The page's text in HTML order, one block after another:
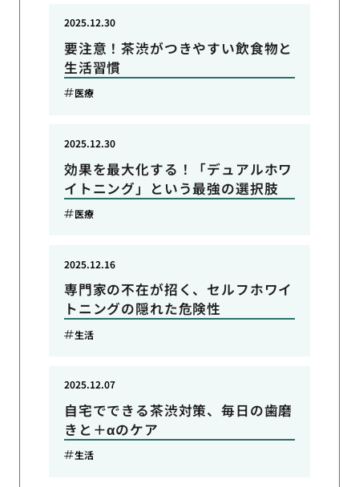
要注意！茶渋がつきやすい飲食物と
生活習慣
2025.12.30
医療
効果を最大化する！「デュアルホワ
イトニング」という最強の選択肢
2025.12.30
医療
専門家の不在が招く、セルフホワイ
トニングの隠れた危険性
2025.12.16
生活
自宅でできる茶渋対策、毎日の歯磨
きと＋αのケア
2025.12.07
生活